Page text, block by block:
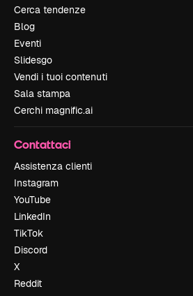
Cerca tendenze
Blog
Eventi
Slidesgo
Vendi i tuoi contenuti
Sala stampa
Cerchi magnific.ai
Contattaci
Assistenza clienti
Instagram
YouTube
LinkedIn
TikTok
Discord
X
Reddit